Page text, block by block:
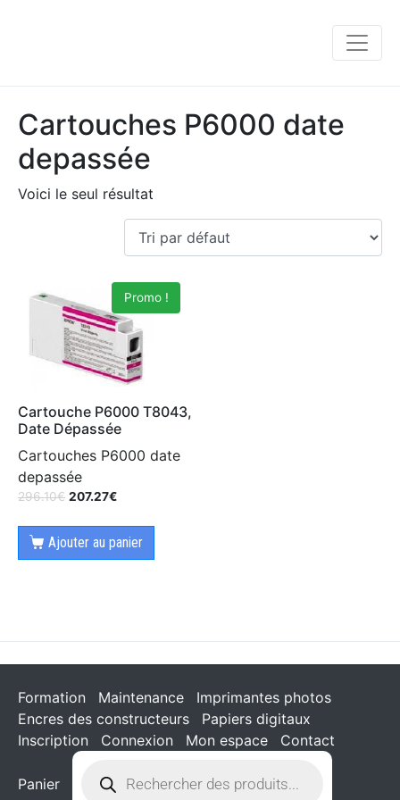
Cartouches P6000 date
depassée
Voici le seul résultat
Promo !
Cartouche P6000 T8043,
Date Dépassée
Cartouches P6000 date
depassée
296.10€ 207.27€
Ajouter au panier
Formation Maintenance
Imprimantes photos
Encres des constructeurs
Papiers digitaux
Inscription
Connexion Mon espace Contact
Panier